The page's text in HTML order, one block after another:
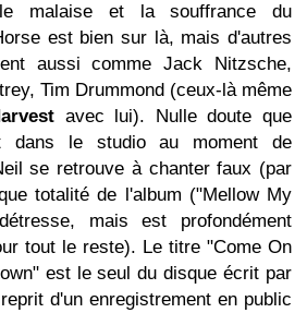
le malaise et la souffrance du
est bien sur là, mais d'autres
aussi comme Jack Nitzsche,
Tim Drummond (ceux-là même
avec lui). Nulle doute que
dans le studio au moment de
se retrouve à chanter faux (par
totalité de l'album ("Mellow My
mais est profondément
tout le reste). Le titre "Come On
est le seul du disque écrit par
d'un enregistrement en public